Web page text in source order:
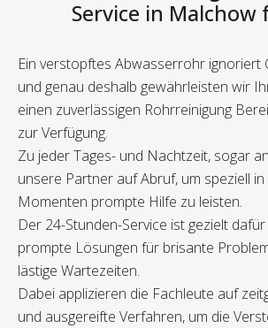
Service in Malchow
Ein verstopftes Abwasserrohr ignoriert
und genau deshalb gewährleisten wir
einen zuverlässigen Rohrreinigung
zur Verfügung.
Zu jeder Tages- und Nachtzeit, sogar
unsere Partner auf Abruf, um speziell
Momenten prompte Hilfe zu leisten.
Der 24-Stunden-Service ist gezielt
prompte Lösungen für brisante
lästige Wartezeiten.
Dabei applizieren die Fachleute auf
und ausgereifte Verfahren, um die